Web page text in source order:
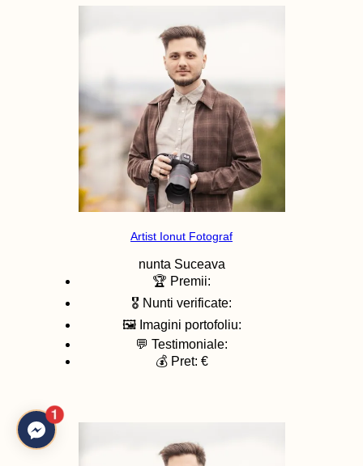
Artist Ionut Fotograf
nunta Suceava
🏆 Premii:
🎖️ Nunti verificate:
🖼️ Imagini portofoliu:
💬 Testimoniale:
💰 Pret: €